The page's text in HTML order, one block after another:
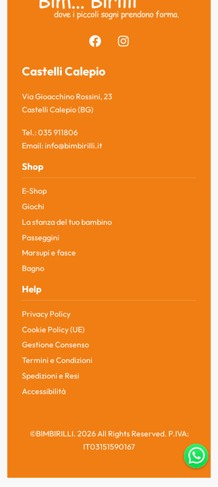
Castelli Calepio
Via Gioacchino Rossini, 23
Castelli Calepio (BG)
Tel.: 035 911806
Email: info@bimbirilli.it
Shop
E-Shop
Giochi
La stanza del tuo bambino
Passeggini
Marsupi e fasce
Bagno
Help
Privacy Policy
Cookie Policy (UE)
Gestione Consenso
Termini e Condizioni
Spedizioni e Resi
Accessibilità
©BIMBIRILLI. 2026 All Rights Reserved. P.IVA:
IT03151590167